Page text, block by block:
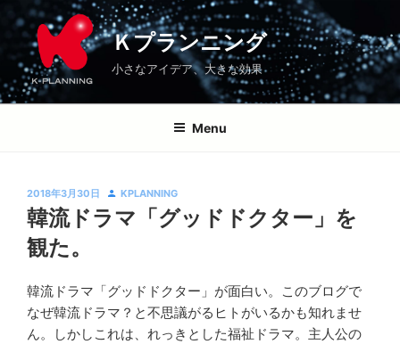
ツ
Ｋプランニング ブログ \ ｢ふくし｣について語ろう \ 韓流ドラマ「グッドドクター」を観た。
Ｋプランニング
小さなアイデア、大きな効果
Menu
投
稿
日:
2018年3月30日 KPLANNING
韓流ドラマ「グッドドクター」を
観た。
Ｋ
プ
韓流ドラマ「グッドドクター」が面白い。このブログで
なぜ韓流ドラマ？と不思議がるヒトがいるかも知れませ
ん。しかしこれは、れっきとした福祉ドラマ。主人公の